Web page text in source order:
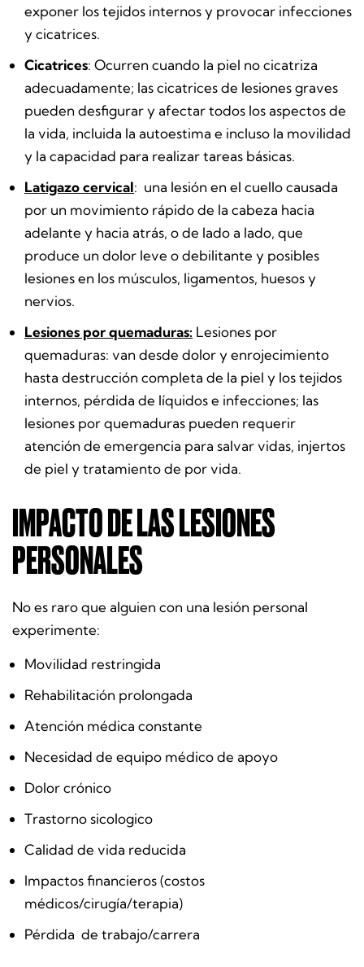
exponer los tejidos internos y provocar infecciones
y cicatrices.
Cicatrices: Ocurren cuando la piel no cicatriza
adecuadamente; las cicatrices de lesiones graves
pueden desfigurar y afectar todos los aspectos de
la vida, incluida la autoestima e incluso la movilidad
y la capacidad para realizar tareas básicas.
Latigazo cervical: una lesión en el cuello causada
por un movimiento rápido de la cabeza hacia
adelante y hacia atrás, o de lado a lado, que
produce un dolor leve o debilitante y posibles
lesiones en los músculos, ligamentos, huesos y
nervios.
Lesiones por quemaduras: Lesiones por
quemaduras: van desde dolor y enrojecimiento
hasta destrucción completa de la piel y los tejidos
internos, pérdida de líquidos e infecciones; las
lesiones por quemaduras pueden requerir
atención de emergencia para salvar vidas, injertos
de piel y tratamiento de por vida.
IMPACTO DE LAS LESIONES
PERSONALES
No es raro que alguien con una lesión personal
experimente:
Movilidad restringida
Rehabilitación prolongada
Atención médica constante
Necesidad de equipo médico de apoyo
Dolor crónico
Trastorno sicologico
Calidad de vida reducida
Impactos financieros (costos
médicos/cirugía/terapia)
Pérdida de trabajo/carrera